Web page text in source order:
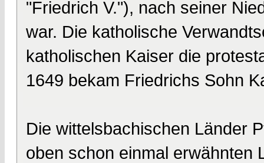
"Friedrich V."), nach seiner
war. Die katholische
katholischen Kaiser die
1649 bekam Friedrichs Sohn
Die wittelsbachischen Länder
oben schon einmal erwähnten